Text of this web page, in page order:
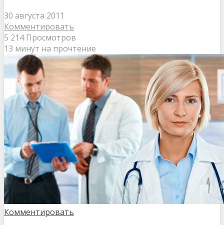
30 августа 2011
Комментировать
5 214 Просмотров
13 минут на прочтение
Комментировать